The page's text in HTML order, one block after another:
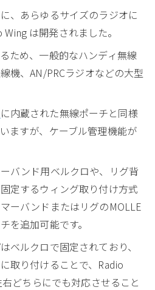
、あらゆるサイズのラジオに
は開発されました。
ため、一般的なハンディ無線
機、AN/PRCラジオなどの大型
に内蔵された無線ポーチと同様
ますが、ケーブル管理機能が
バンド用ベルクロや、リグ背
定するウィング取り付け方式
ーバンドまたはリグのMOLLE
を追加可能です。
ベルクロで固定されており、
取り付けることで、Radio
どちらにでも対応させること